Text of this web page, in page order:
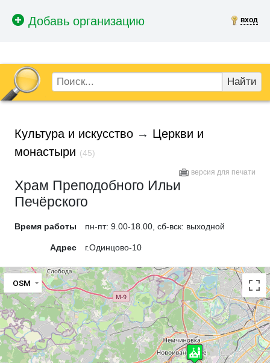
вход
Найти
Культура и искусство → Церкви и
монастыри (45)
версия для печати
Храм Преподобного Ильи
Печёрского
Время работы пн-пт: 9.00-18.00, сб-вск: выходной
Адрес г.Одинцово-10
OSM